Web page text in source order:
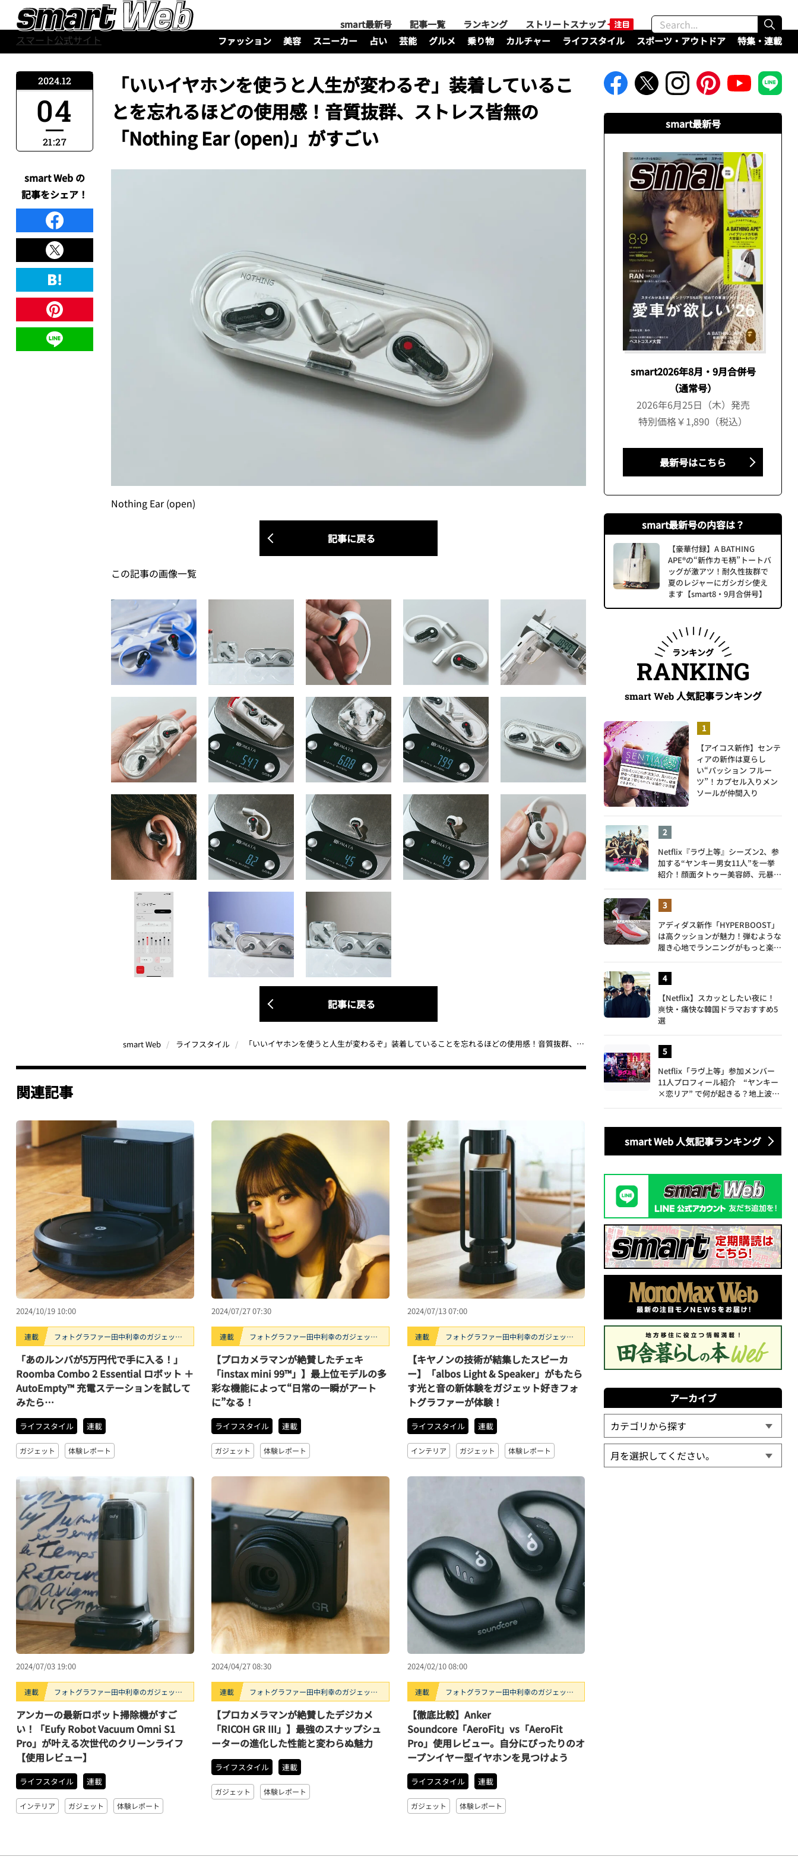
スマート公式サイト
smart最新号 記事一覧 ランキング
ストリートスナップ
ファッション
美容 スニーカー 占い 芸能 グルメ 乗り物 カルチャー ライフスタイル スポーツ・アウトドア 特集・連載
「いいイヤホンを使うと人生が変わるぞ」装着しているこ
とを忘れるほどの使用感！音質抜群、ストレス皆無の
「Nothing Ear (open)」がすごい
Nothing Ear (open)
記事に戻る
この記事の画像一覧
記事に戻る
smart Web ライフスタイル 「いいイヤホンを使うと人生が変わるぞ」装着していることを忘れるほどの使用感！音質抜群、ストレス皆無の「Nothing Ear (open)」がすごい
2024.12
04
21:27
smart Web の
記事をシェア！
関連記事
2024/10/19 10:00
連載
フォトグラファー田中利幸のガジェッ
ト“ガチ”レビュー
「あのルンバが5万円代で手に入る！」
Roomba Combo 2 Essential ロボット ＋
AutoEmpty™ 充電ステーションを試して
みたら…
ライフスタイル 連載
ガジェット 体験レポート
2024/07/27 07:30
連載
フォトグラファー田中利幸のガジェッ
ト“ガチ”レビュー
【プロカメラマンが絶賛したチェキ
「instax mini 99™」】最上位モデルの多
彩な機能によって“日常の一瞬がアート
に”なる！
ライフスタイル 連載
ガジェット 体験レポート
2024/07/13 07:00
連載
フォトグラファー田中利幸のガジェッ
ト“ガチ”レビュー
【キヤノンの技術が結集したスピーカ
ー】「albos Light & Speaker」がもたら
す光と音の新体験をガジェット好きフォ
トグラファーが体験！
ライフスタイル 連載
インテリア ガジェット 体験レポート
2024/07/03 19:00
連載
フォトグラファー田中利幸のガジェッ
ト“ガチ”レビュー
アンカーの最新ロボット掃除機がすご
い！「Eufy Robot Vacuum Omni S1
Pro」が叶える次世代のクリーンライフ
【使用レビュー】
ライフスタイル 連載
インテリア ガジェット 体験レポート
2024/04/27 08:30
連載
フォトグラファー田中利幸のガジェッ
ト“ガチ”レビュー
【プロカメラマンが絶賛したデジカメ
「RICOH GR III」】最強のスナップシュ
ーターの進化した性能と変わらぬ魅力
ライフスタイル 連載
ガジェット 体験レポート
2024/02/10 08:00
連載
フォトグラファー田中利幸のガジェッ
ト“ガチ”レビュー
【徹底比較】Anker
Soundcore「AeroFit」vs「AeroFit
Pro」使用レビュー。自分にぴったりのオ
ープンイヤー型イヤホンを見つけよう
ライフスタイル 連載
ガジェット 体験レポート
smart最新号
smart2026年8月・9月合併号
（通常号）
2026年6月25日（木）発売
特別価格￥1,890（税込）
最新号はこちら
smart最新号の内容は？
【豪華付録】A BATHING
APE®の“新作カモ柄”トートバ
ッグが激アツ！耐久性抜群で
夏のレジャーにガシガシ使え
ます【smart8・9月合併号】
ランキング
RANKING
smart Web人気記事ランキング
【アイコス新作】センテ
ィアの新作は夏らし
い“パッション フルー
ツ”！カプセル入りメン
ソールが仲間入り
Netflix『ラヴ上等』シーズン2、参
加する“ヤンキー男女11人”を一挙
紹介！顔面タトゥー美容師、元暴走
アディダス新作「HYPERBOOST」
は高クッションが魅力！弾むような
履き心地でランニングがもっと楽し
【Netflix】スカッとしたい夜に！
爽快・痛快な韓国ドラマおすすめ5
選
Netflix「ラヴ上等」参加メンバー
11人プロフィール紹介 “ヤンキー
×恋リア” で何が起きる？地上波で
smart Web 人気記事ランキング
アーカイブ